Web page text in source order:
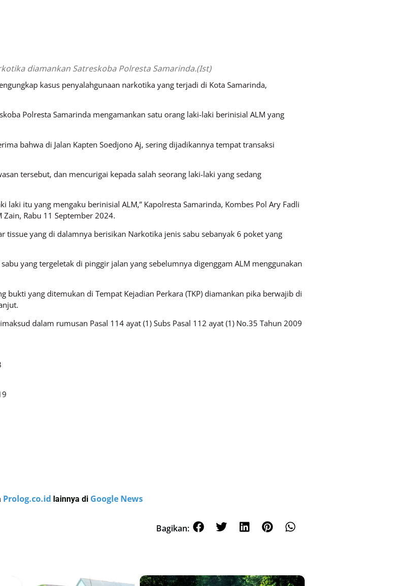
diamankan Satreskoba Polresta Samarinda.(Ist)
kasus penyalahgunaan narkotika yang terjadi di Kota Samarinda,
Polresta Samarinda mengamankan satu orang laki-laki berinisial ALM yang
bahwa di Jalan Kapten Soedjono Aj, sering dijadikannya tempat transaksi
tersebut, dan mencurigai kepada salah seorang laki-laki yang sedang
laki itu yang mengaku berinisial ALM,” Kapolresta Samarinda, Kombes Pol Ary Fadli
Rabu 11 September 2024.
tissue yang di dalamnya berisikan Narkotika jenis sabu sebanyak 6 poket yang
yang tergeletak di pinggir jalan yang sebelumnya digenggam ALM menggunakan
bukti yang ditemukan di Tempat Kejadian Perkara (TKP) diamankan pika berwajib di
dalam rumusan Pasal 114 ayat (1) Subs Pasal 112 ayat (1) No.35 Tahun 2009
Prolog.co.id lainnya di Google News
Bagikan: